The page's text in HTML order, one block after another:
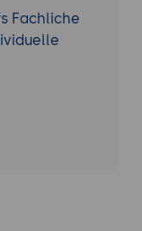
Fachliche